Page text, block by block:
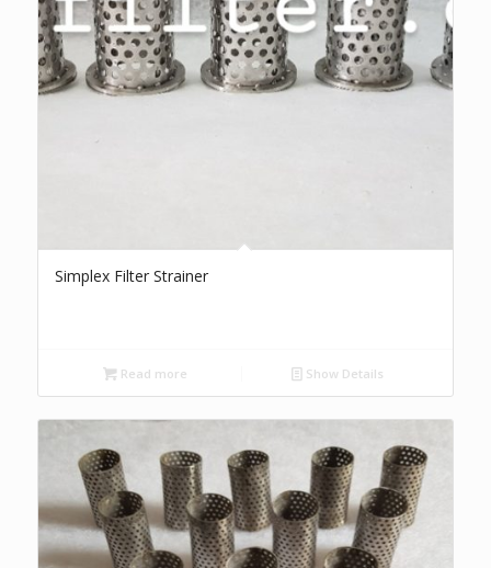
Simplex Filter Strainer
Read more Show Details